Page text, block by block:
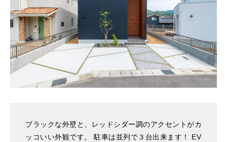
ブラックな外壁と、レッドシダー調のアクセントがカ
ッコいい外観です。 駐車は並列で３台出来ます！ EV